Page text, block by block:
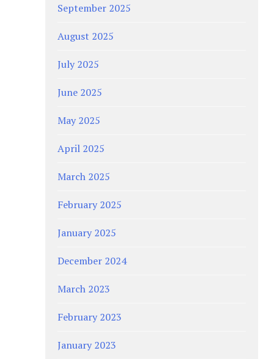
September 2025
August 2025
July 2025
June 2025
May 2025
April 2025
March 2025
February 2025
January 2025
December 2024
March 2023
February 2023
January 2023